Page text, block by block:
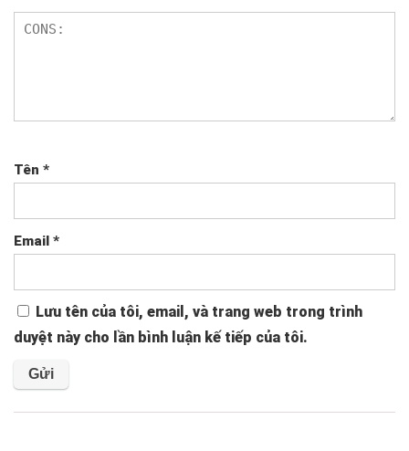
Tên *
Email *
Lưu tên của tôi, email, và trang web trong trình
duyệt này cho lần bình luận kế tiếp của tôi.